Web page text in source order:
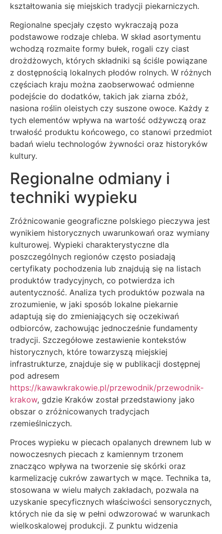
kształtowania się miejskich tradycji piekarniczych.
Regionalne specjały często wykraczają poza
podstawowe rodzaje chleba. W skład asortymentu
wchodzą rozmaite formy bułek, rogali czy ciast
drożdżowych, których składniki są ściśle powiązane
z dostępnością lokalnych płodów rolnych. W różnych
częściach kraju można zaobserwować odmienne
podejście do dodatków, takich jak ziarna zbóż,
nasiona roślin oleistych czy suszone owoce. Każdy z
tych elementów wpływa na wartość odżywczą oraz
trwałość produktu końcowego, co stanowi przedmiot
badań wielu technologów żywności oraz historyków
kultury.
Regionalne odmiany i
techniki wypieku
Zróżnicowanie geograficzne polskiego pieczywa jest
wynikiem historycznych uwarunkowań oraz wymiany
kulturowej. Wypieki charakterystyczne dla
poszczególnych regionów często posiadają
certyfikaty pochodzenia lub znajdują się na listach
produktów tradycyjnych, co potwierdza ich
autentyczność. Analiza tych produktów pozwala na
zrozumienie, w jaki sposób lokalne piekarnie
adaptują się do zmieniających się oczekiwań
odbiorców, zachowując jednocześnie fundamenty
tradycji. Szczegółowe zestawienie kontekstów
historycznych, które towarzyszą miejskiej
infrastrukturze, znajduje się w publikacji dostępnej
pod adresem
https://kawawkrakowie.pl/przewodnik/przewodnik-
krakow, gdzie Kraków został przedstawiony jako
obszar o zróżnicowanych tradycjach
rzemieślniczych.
Proces wypieku w piecach opalanych drewnem lub w
nowoczesnych piecach z kamiennym trzonem
znacząco wpływa na tworzenie się skórki oraz
karmelizację cukrów zawartych w mące. Technika ta,
stosowana w wielu małych zakładach, pozwala na
uzyskanie specyficznych właściwości sensorycznych,
których nie da się w pełni odwzorować w warunkach
wielkoskalowej produkcji. Z punktu widzenia